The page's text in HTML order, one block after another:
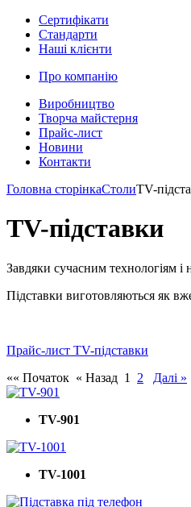
Сертифікати
Стандарти
Наші клієнти
Про компанію
Виробництво
Творча майстерня
Прайс-лист
Новини
Контакти
Головна сторінкаСтолиТV-
ТV-підставки
Завдяки сучасним технологіям і
Підставки виготовляються як
Прайс-лист TV-підставки
«« Початок « Назад 1 2 Далі »
ТV-901
TV-1001